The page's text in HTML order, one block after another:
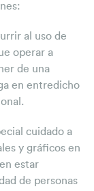
al uso de
operar a
de una
en entredicho
cuidado a
y gráficos en
estar
de personas